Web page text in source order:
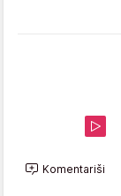
Komentariši